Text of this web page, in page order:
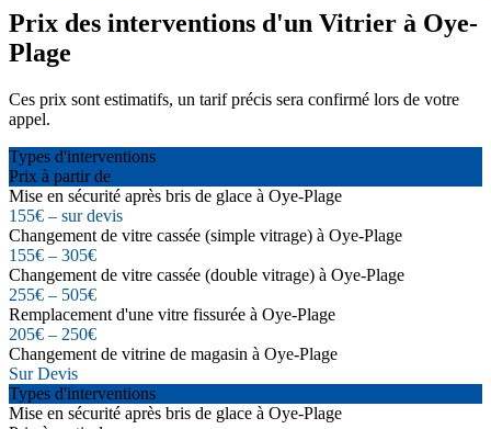
Prix des interventions d'un Vitrier à Oye-
Plage
Ces prix sont estimatifs, un tarif précis sera confirmé lors de votre
appel.
Types d'interventions
Prix à partir de
Mise en sécurité après bris de glace à Oye-Plage
155€ – sur devis
Changement de vitre cassée (simple vitrage) à Oye-Plage
155€ – 305€
Changement de vitre cassée (double vitrage) à Oye-Plage
255€ – 505€
Remplacement d'une vitre fissurée à Oye-Plage
205€ – 250€
Changement de vitrine de magasin à Oye-Plage
Sur Devis
Types d'interventions
Mise en sécurité après bris de glace à Oye-Plage